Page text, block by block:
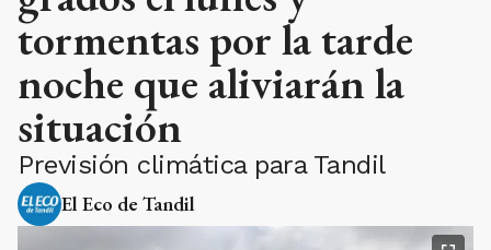
tormentas por la tarde
noche que aliviarán la
situación
Previsión climática para Tandil
El Eco de Tandil